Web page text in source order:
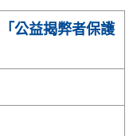
公益揭弊者保護